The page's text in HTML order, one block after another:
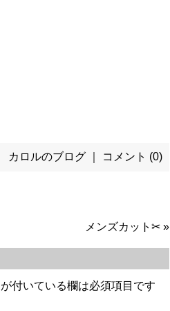
カロルのブログ コメント (0)
メンズカット✂ »
が付いている欄は必須項目です